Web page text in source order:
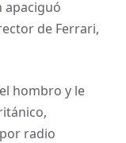
apaciguó
de Ferrari,
hombro y le
radio